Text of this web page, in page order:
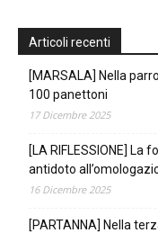
Articoli recenti
[MARSALA] Nella
100 panettoni
17 Dicembre 2025
[LA RIFLESSIONE] La
antidoto
16 Dicembre 2025
[PARTANNA] Nella